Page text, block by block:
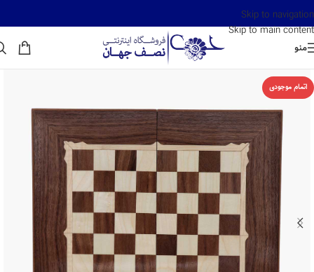
Skip to navigation
Skip to main content
منو
اتمام موجودی